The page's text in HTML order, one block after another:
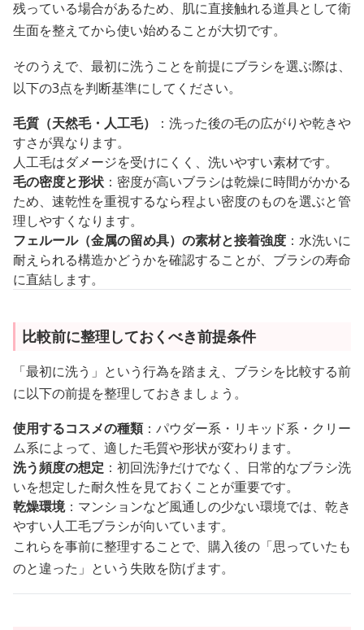
残っている場合があるため、肌に直接触れる道具として衛
生面を整えてから使い始めることが大切です。
そのうえで、最初に洗うことを前提にブラシを選ぶ際は、
以下の3点を判断基準にしてください。
毛質（天然毛・人工毛）
：洗った後の毛の広がりや乾きや
すさが異なります。
人工毛はダメージを受けにくく、洗いやすい素材です。
毛の密度と形状 ：密度が高いブラシは乾燥に時間がかかる
ため、速乾性を重視するなら程よい密度のものを選ぶと管
理しやすくなります。
フェルール（金属の留め具）の素材と接着強度 ：水洗いに
耐えられる構造かどうかを確認することが、ブラシの寿命
に直結します。
比較前に整理しておくべき前提条件
「最初に洗う」という行為を踏まえ、ブラシを比較する前
に以下の前提を整理しておきましょう。
使用するコスメの種類：パウダー系・リキッド系・クリー
ム系によって、適した毛質や形状が変わります。
洗う頻度の想定 ：初回洗浄だけでなく、日常的なブラシ洗
いを想定した耐久性を見ておくことが重要です。
乾燥環境：マンションなど風通しの少ない環境では、乾き
やすい人工毛ブラシが向いています。
これらを事前に整理することで、購入後の「思っていたも
のと違った」という失敗を防げます。